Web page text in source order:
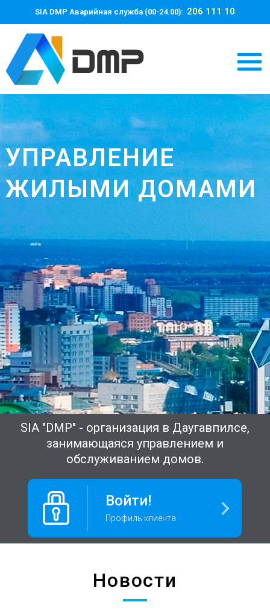
SIA DMP Аварийная служба (00-24.00): 206 111 10
УПРАВЛЕНИЕ
ЖИЛЫМИ ДОМАМИ
SIA "DMP" - организация в Даугавпилсе,
занимающаяся управлением и
обслуживанием домов.
Войти!
Профиль клиента
Новости